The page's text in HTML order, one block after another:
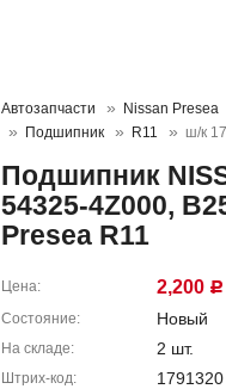
Автозапчасти
Nissan Presea
Подшипник
R11 ш/к
Подшипник
54325-4Z000,
Presea R11
Цена 2,200 Р
Состояние Новый
На складе 2 шт.
Штрих-код 1791320